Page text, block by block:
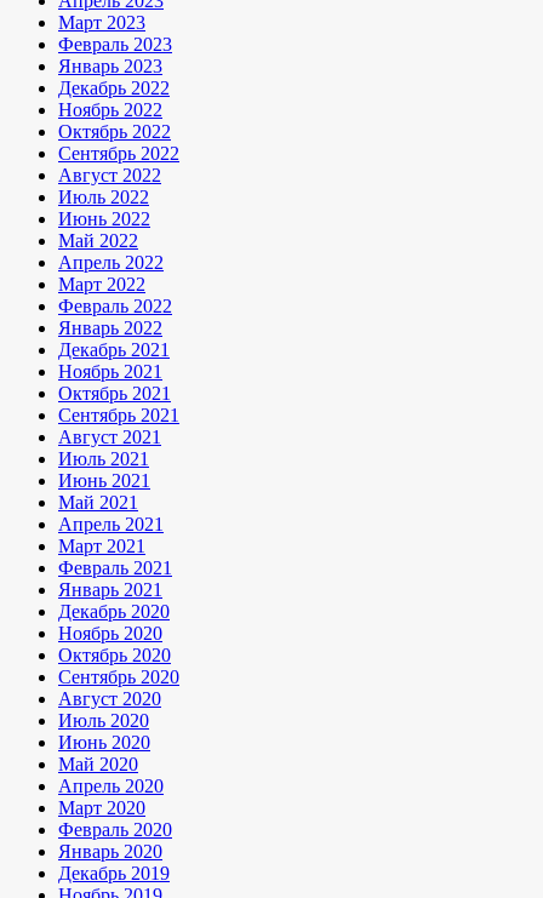
Март 2023
Февраль 2023
Январь 2023
Декабрь 2022
Ноябрь 2022
Октябрь 2022
Сентябрь 2022
Август 2022
Июль 2022
Июнь 2022
Май 2022
Апрель 2022
Март 2022
Февраль 2022
Январь 2022
Декабрь 2021
Ноябрь 2021
Октябрь 2021
Сентябрь 2021
Август 2021
Июль 2021
Июнь 2021
Май 2021
Апрель 2021
Март 2021
Февраль 2021
Январь 2021
Декабрь 2020
Ноябрь 2020
Октябрь 2020
Сентябрь 2020
Август 2020
Июль 2020
Июнь 2020
Май 2020
Апрель 2020
Март 2020
Февраль 2020
Январь 2020
Декабрь 2019